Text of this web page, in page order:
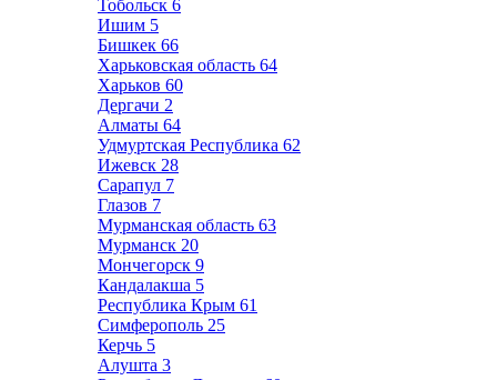
Тобольск 6
Ишим 5
Бишкек 66
Харьковская область 64
Харьков 60
Дергачи 2
Алматы 64
Удмуртская Республика 62
Ижевск 28
Сарапул 7
Глазов 7
Мурманская область 63
Мурманск 20
Мончегорск 9
Кандалакша 5
Республика Крым 61
Симферополь 25
Керчь 5
Алушта 3